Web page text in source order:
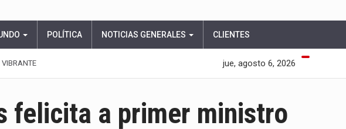
POLÍTICA NOTICIAS GENERALES CLIENTES
jue, agosto 6, 2026
felicita a primer ministro